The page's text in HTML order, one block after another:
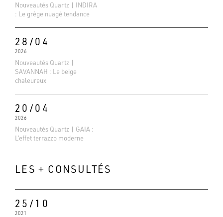
Nouveautés Quartz | INDIRA
: Le grège nuagé tendance
28/04
2026
Nouveautés Quartz |
SAVANNAH : Le beige
chaleureux
20/04
2026
Nouveautés Quartz | GAIA :
L’effet terrazzo moderne
LES + CONSULTÉS
25/10
2021